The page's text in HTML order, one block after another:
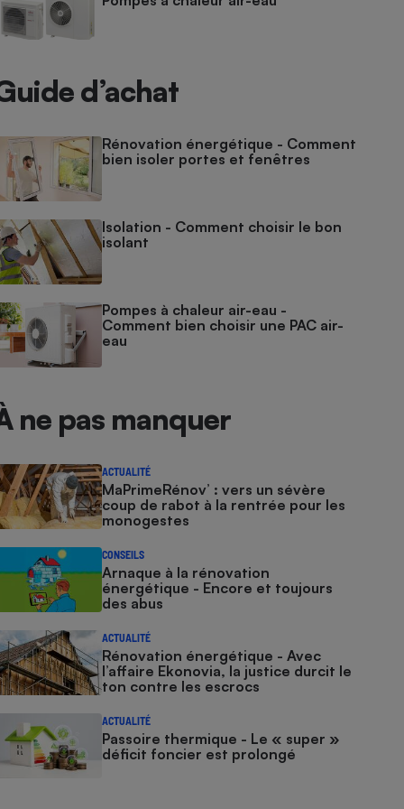
d’achat
Rénovation énergétique - Comment
bien isoler portes et fenêtres
Isolation - Comment choisir le bon
isolant
Pompes à chaleur air-eau -
Comment bien choisir une PAC air-
eau
ne pas manquer
ACTUALITÉ
MaPrimeRénov’ : vers un sévère
coup de rabot à la rentrée pour les
monogestes
CONSEILS
Arnaque à la rénovation
énergétique - Encore et toujours
des abus
ACTUALITÉ
Rénovation énergétique - Avec
l’affaire Ekonovia, la justice durcit le
ton contre les escrocs
ACTUALITÉ
Passoire thermique - Le « super »
déficit foncier est prolongé